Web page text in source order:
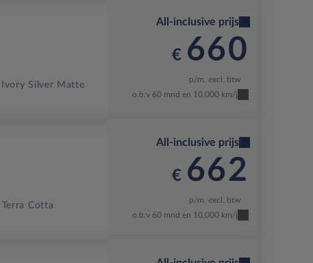
Ivory Silver Matte
All-inclusive prijs
€ 660
p/m. excl. btw
o.b.v 60 mnd en 10,000 km/j
Terra Cotta
All-inclusive prijs
€ 662
p/m. excl. btw
o.b.v 60 mnd en 10,000 km/j